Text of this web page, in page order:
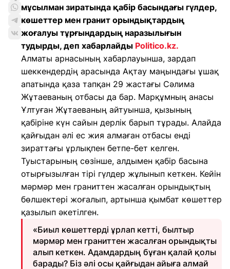
мұсылман зиратында қабір басындағы гүлдер,
көшеттер мен гранит орындықтардың
жоғалуы тұрғындардың наразылығын
тудырды, деп хабарлайды Politico.kz.
Алматы арнасының хабарлауынша, зардап
шеккендердің арасында Ақтау маңындағы ұшақ
апатында қаза тапқан 29 жастағы Сәлима
Жұтаеваның отбасы да бар. Марқұмның анасы
Ұлтуған Жұтаеваның айтуынша, қызының
қабіріне күн сайын дерлік барып тұрады. Алайда
қайғыдан әлі ес жия алмаған отбасы енді
зираттағы ұрлықпен бетпе-бет келген.
Туыстарының сөзінше, алдымен қабір басына
отырғызылған тірі гүлдер жұлынып кеткен. Кейін
мәрмәр мен граниттен жасалған орындықтың
бөлшектері жоғалып, артынша қымбат көшеттер
қазылып әкетілген.
«Биыл көшеттерді ұрлап кетті, былтыр
мәрмәр мен граниттен жасалған орындықты
алып кеткен. Адамдардың бұған қалай қолы
барады? Біз әлі осы қайғыдан айыға алмай